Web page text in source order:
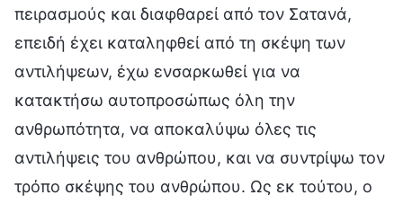
πειρασμούς και διαφθαρεί από τον Σατανά,
επειδή έχει καταληφθεί από τη σκέψη των
αντιλήψεων, έχω ενσαρκωθεί για να
κατακτήσω αυτοπροσώπως όλη την
ανθρωπότητα, να αποκαλύψω όλες τις
αντιλήψεις του ανθρώπου, και να συντρίψω τον
τρόπο σκέψης του ανθρώπου. Ως εκ τούτου, ο